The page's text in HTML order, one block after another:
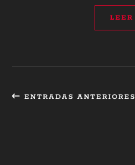
ENTRADAS ANTERIORES